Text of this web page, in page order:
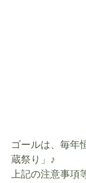
ゴールは、毎年
蔵祭り」♪
上記の注意事項